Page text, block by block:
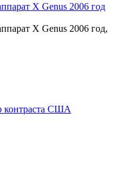
X Genus 2006 год
X Genus 2006 год,
контраста США